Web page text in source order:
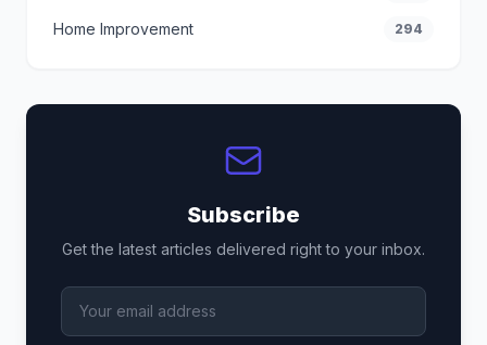
Home Improvement 294
Subscribe
Get the latest articles delivered right to your inbox.